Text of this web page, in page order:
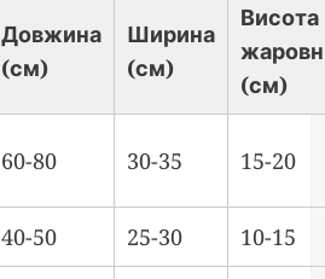
Довжина
(см)
Ширина
(см)
Висота
(см)
60-80 30-35 15-20
40-50 25-30 10-15